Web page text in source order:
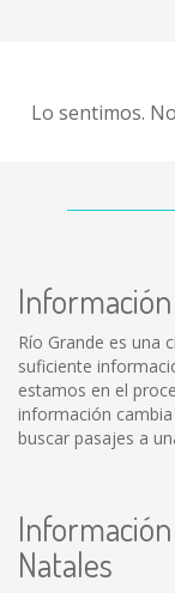
Lo sentimos.
Río Grande es una
suficiente
estamos en el
información
buscar pasajes a
Natales